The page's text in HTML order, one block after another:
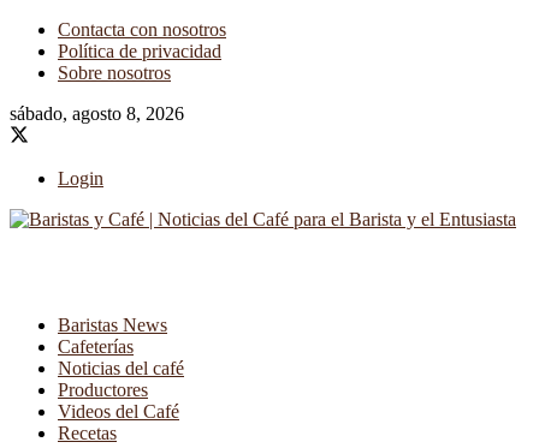
Contacta con nosotros
Política de privacidad
Sobre nosotros
sábado, agosto 8, 2026
Login
Baristas News
Cafeterías
Noticias del café
Productores
Videos del Café
Recetas